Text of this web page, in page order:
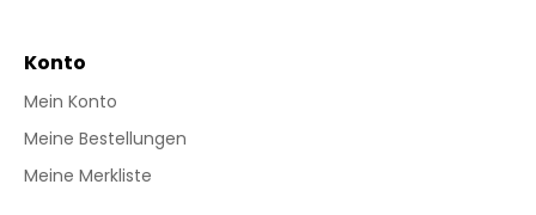
Konto
Mein Konto
Meine Bestellungen
Meine Merkliste